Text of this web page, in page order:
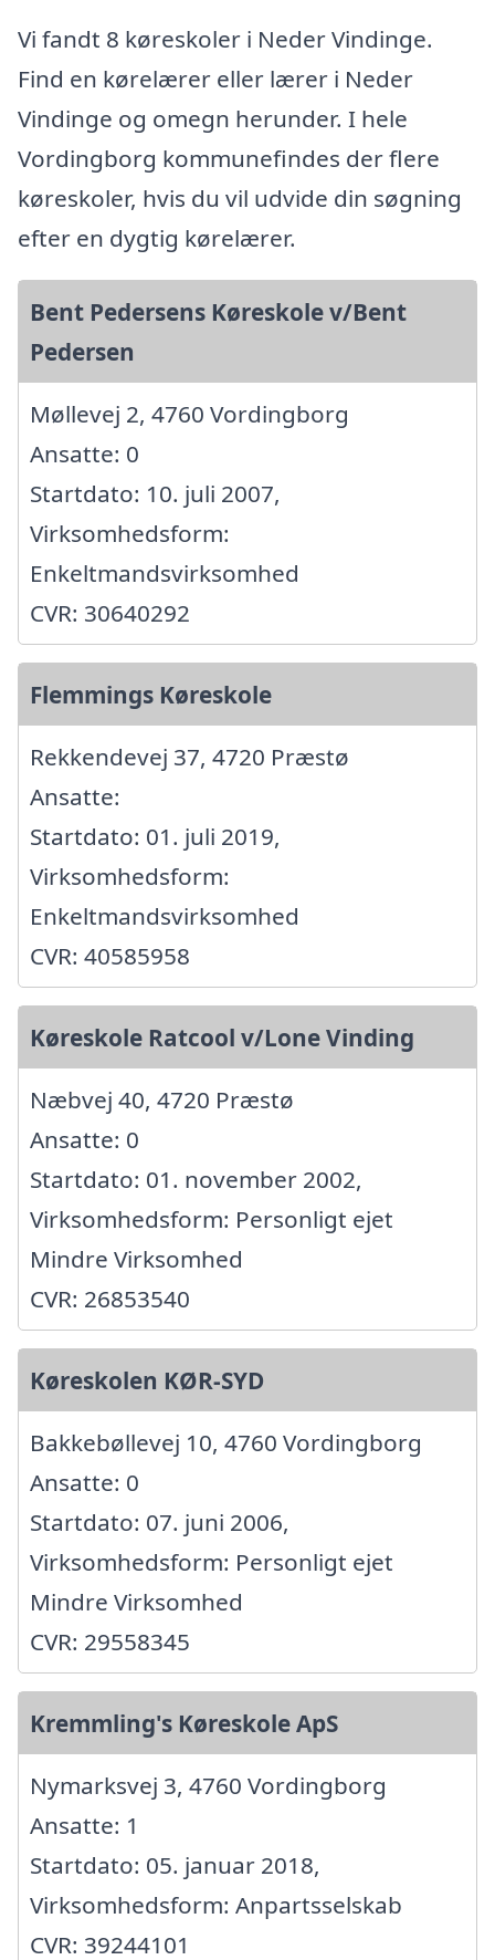
Vi fandt 8 køreskoler i Neder Vindinge.
Find en kørelærer eller lærer i Neder
Vindinge og omegn herunder. I hele
Vordingborg kommunefindes der flere
køreskoler, hvis du vil udvide din søgning
efter en dygtig kørelærer.
Bent Pedersens Køreskole v/Bent
Pedersen
Møllevej 2, 4760 Vordingborg
Ansatte: 0
Startdato: 10. juli 2007,
Virksomhedsform:
Enkeltmandsvirksomhed
CVR: 30640292
Flemmings Køreskole
Rekkendevej 37, 4720 Præstø
Ansatte:
Startdato: 01. juli 2019,
Virksomhedsform:
Enkeltmandsvirksomhed
CVR: 40585958
Køreskole Ratcool v/Lone Vinding
Næbvej 40, 4720 Præstø
Ansatte: 0
Startdato: 01. november 2002,
Virksomhedsform: Personligt ejet
Mindre Virksomhed
CVR: 26853540
Køreskolen KØR-SYD
Bakkebøllevej 10, 4760 Vordingborg
Ansatte: 0
Startdato: 07. juni 2006,
Virksomhedsform: Personligt ejet
Mindre Virksomhed
CVR: 29558345
Kremmling's Køreskole ApS
Nymarksvej 3, 4760 Vordingborg
Ansatte: 1
Startdato: 05. januar 2018,
Virksomhedsform: Anpartsselskab
CVR: 39244101